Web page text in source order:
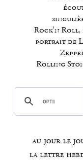
Rock’n Roll,
portrait de
Rolling
au jour le
la lettre